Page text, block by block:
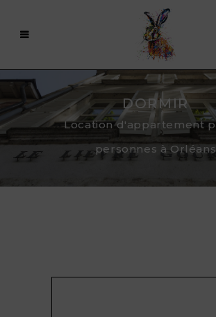
DORMIR
Location d'appartement
personnes à Orléans